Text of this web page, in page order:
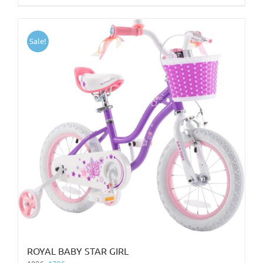
Sale!
ROYAL BABY STAR GIRL